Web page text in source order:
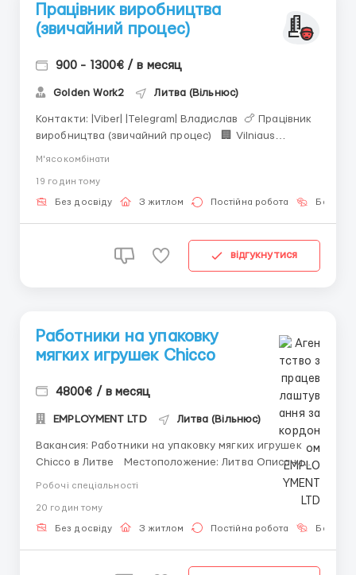
Працівник виробництва
(звичайний процес)
900 - 1300€ / в месяц
Golden Work2 Литва (Вільнюс)
Контакти: |Viber| |Telegram| Владислав 🍗 Працівник
виробництва (звичайний процес) 🏢 Vilniaus
Paukštynas – Rudamina (15 км від Вільнюса) 💰
EUR (20-го числа) 📊 Графік роботи: ◾️ 168–180 год/
міс ◾️...
М'ясокомбінати
19 годин тому
Без досвіду З житлом Постійна робота Без
відгукнутися
Работники на упаковку
мягких игрушек Chicco
4800€ / в месяц
EMPLOYMENT LTD Литва (Вільнюс)
Вакансия: Работники на упаковку мягких игрушек
Chicco в Литве Местоположение: Литва Описание:
Присоединяйтесь к нашей команде упаковки мягких
игрушек Chicco в Литве! Мы приглашаем энергичных
и ответственных сотрудников, готовых создавать
уют и радость через наши замечательные иг...
Робочі спеціальності
20 годин тому
Без досвіду З житлом Постійна робота Без